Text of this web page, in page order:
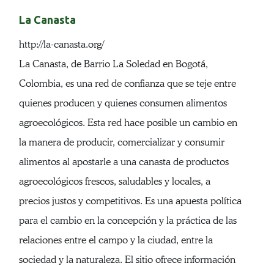
La Canasta
http://la-canasta.org/
La Canasta, de Barrio La Soledad en Bogotá,
Colombia, es una red de confianza que se teje entre
quienes producen y quienes consumen alimentos
agroecológicos. Esta red hace posible un cambio en
la manera de producir, comercializar y consumir
alimentos al apostarle a una canasta de productos
agroecológicos frescos, saludables y locales, a
precios justos y competitivos. Es una apuesta política
para el cambio en la concepción y la práctica de las
relaciones entre el campo y la ciudad, entre la
sociedad y la naturaleza. El sitio ofrece información